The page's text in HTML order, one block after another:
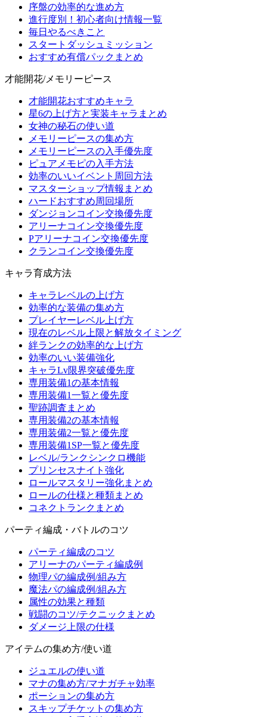
序盤の効率的な進め方
進行度別！初心者向け情報一覧
毎日やるべきこと
スタートダッシュミッション
おすすめ有償パックまとめ
才能開花/メモリーピース
才能開花おすすめキャラ
星6の上げ方と実装キャラまとめ
女神の秘石の使い道
メモリーピースの集め方
メモリーピースの入手優先度
ピュアメモピの入手方法
効率のいいイベント周回方法
マスターショップ情報まとめ
ハードおすすめ周回場所
ダンジョンコイン交換優先度
アリーナコイン交換優先度
Pアリーナコイン交換優先度
クランコイン交換優先度
キャラ育成方法
キャラレベルの上げ方
効率的な装備の集め方
プレイヤーレベル上げ方
現在のレベル上限と解放タイミング
絆ランクの効率的な上げ方
効率のいい装備強化
キャラLv限界突破優先度
専用装備1の基本情報
専用装備1一覧と優先度
聖跡調査まとめ
専用装備2の基本情報
専用装備2一覧と優先度
専用装備1SP一覧と優先度
レベル/ランクシンクロ機能
プリンセスナイト強化
ロールマスタリー強化まとめ
ロールの仕様と種類まとめ
コネクトランクまとめ
パーティ編成・バトルのコツ
パーティ編成のコツ
アリーナのパーティ編成例
物理パの編成例/組み方
魔法パの編成例/組み方
属性の効果と種類
戦闘のコツ/テクニックまとめ
ダメージ上限の仕様
アイテムの集め方/使い道
ジュエルの使い道
マナの集め方/マナガチャ効率
ポーションの集め方
スキップチケットの集め方